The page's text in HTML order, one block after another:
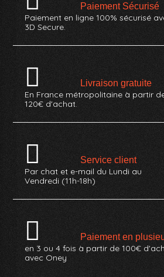
Paiement Sécurisé
Paiement en ligne 100% sécurisé
3D Secure.
Livraison gratuite
En France métropolitaine à partir
120€ d'achat.
Service client
Par chat et e-mail du Lundi au
Vendredi (11h-18h)
Paiement en
en 3 ou 4 fois à partir de 100€
avec Oney